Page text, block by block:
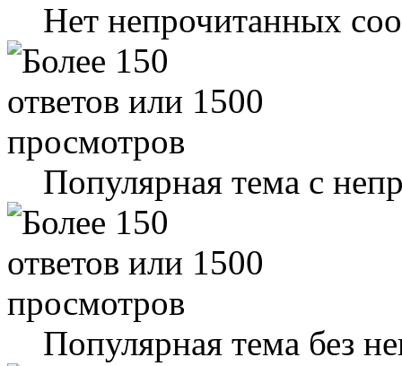
Нет непрочитанных
Популярная тема с
Популярная тема без